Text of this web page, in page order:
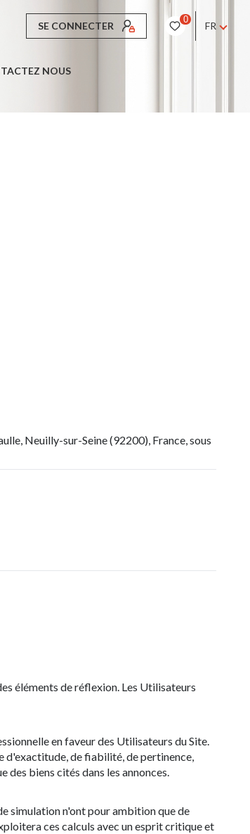
SE CONNECTER
0
FR
NOUS
Neuilly-sur-Seine (92200), France, sous
éléments de réflexion. Les Utilisateurs
en faveur des Utilisateurs du Site.
d'exactitude, de fiabilité, de pertinence,
biens cités dans les annonces.
simulation n'ont pour ambition que de
ces calculs avec un esprit critique et